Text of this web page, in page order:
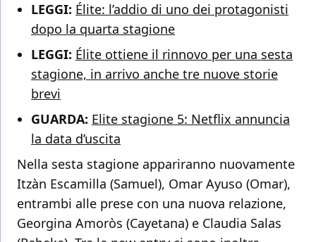
LEGGI: Élite: l’addio di uno dei protagonisti
dopo la quarta stagione
LEGGI: Élite ottiene il rinnovo per una sesta
stagione, in arrivo anche tre nuove storie
brevi
GUARDA: Elite stagione 5: Netflix annuncia
la data d’uscita
Nella sesta stagione appariranno nuovamente
Itzàn Escamilla (Samuel), Omar Ayuso (Omar),
entrambi alle prese con una nuova relazione,
Georgina Amoròs (Cayetana) e Claudia Salas